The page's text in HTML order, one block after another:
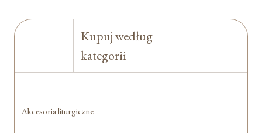
Kupuj według
kategorii
Akcesoria liturgiczne